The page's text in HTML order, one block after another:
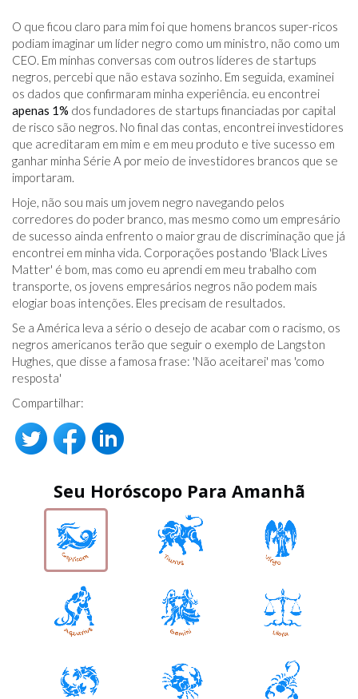
O que ficou claro para mim foi que homens brancos super-ricos
podiam imaginar um líder negro como um ministro, não como um
CEO. Em minhas conversas com outros líderes de startups
negros, percebi que não estava sozinho. Em seguida, examinei
os dados que confirmaram minha experiência. eu encontrei
apenas 1% dos fundadores de startups financiadas por capital
de risco são negros. No final das contas, encontrei investidores
que acreditaram em mim e em meu produto e tive sucesso em
ganhar minha Série A por meio de investidores brancos que se
importaram.
Hoje, não sou mais um jovem negro navegando pelos
corredores do poder branco, mas mesmo como um empresário
de sucesso ainda enfrento o maior grau de discriminação que já
encontrei em minha vida. Corporações postando 'Black Lives
Matter' é bom, mas como eu aprendi em meu trabalho com
transporte, os jovens empresários negros não podem mais
elogiar boas intenções. Eles precisam de resultados.
Se a América leva a sério o desejo de acabar com o racismo, os
negros americanos terão que seguir o exemplo de Langston
Hughes, que disse a famosa frase: 'Não aceitarei' mas 'como
resposta'
Compartilhar:
Seu Horóscopo Para Amanhã